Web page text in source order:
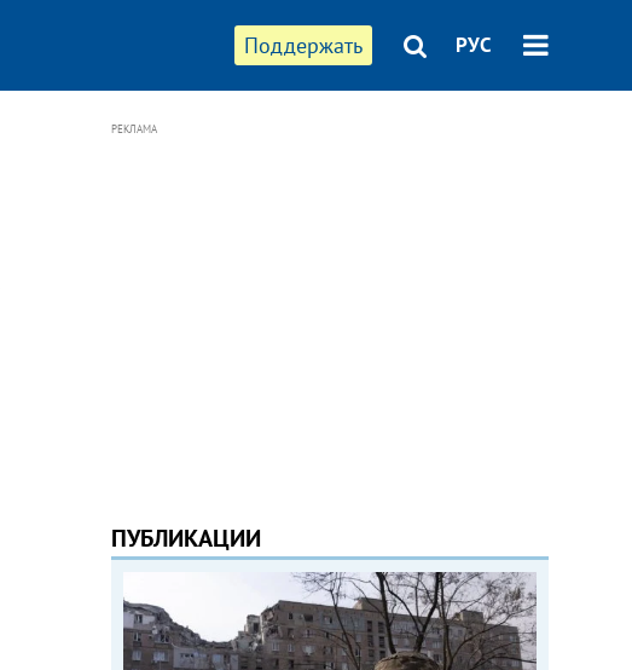
Поддержать РУС
РЕКЛАМА
ПУБЛИКАЦИИ